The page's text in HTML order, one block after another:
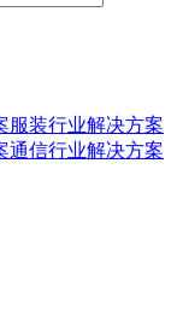
服装行业解决方案
通信行业解决方案